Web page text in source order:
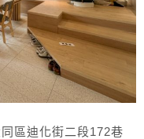
區迪化街二段172巷